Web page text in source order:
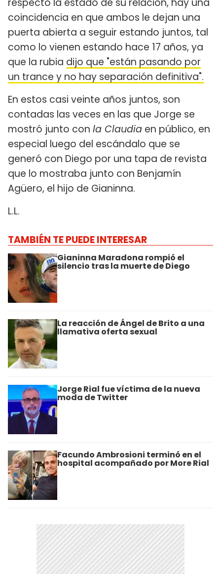
respecto la estado de su relación, hay una
coincidencia en que ambos le dejan una
puerta abierta a seguir estando juntos, tal
como lo vienen estando hace 17 años, ya
que la rubia dijo que "están pasando por
un trance y no hay separación definitiva".
En estos casi veinte años juntos, son
contadas las veces en las que Jorge se
mostró junto con la Claudia en público, en
especial luego del escándalo que se
generó con Diego por una tapa de revista
que lo mostraba junto con Benjamín
Agüero, el hijo de Gianinna.
L.L.
TAMBIÉN TE PUEDE INTERESAR
Gianinna Maradona rompió el
silencio tras la muerte de Diego
La reacción de Ángel de Brito a una
llamativa oferta sexual
Jorge Rial fue víctima de la nueva
moda de Twitter
Facundo Ambrosioni terminó en el
hospital acompañado por More Rial